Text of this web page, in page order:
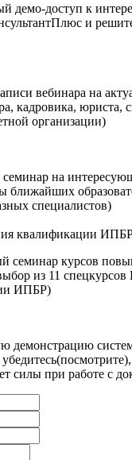
демо-доступ к
и
вебинара на
кадровика, юриста,
организации)
семинар на
ближайших
специалистов)
квалификации
семинар курсов
из 11
ИПБР)
демонстрацию
силы при работе с